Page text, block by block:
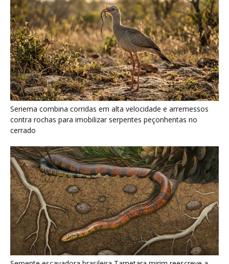
Serpente escavadora brasileira Tametara mirim reescreve a
evolução dos répteis
Como a majestosa onça pintada protege as margens dos rios
e sustenta o equilíbrio ecológico na floresta amazônica